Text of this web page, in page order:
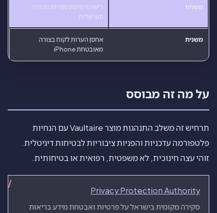
משנית
רישומי טלפון סודיות עבודה
סוציאלית
משנית
אחסן הערות לקוח בצורה
מאובטחת iPhone
על מה זה מבוסס
תרחיש זה משלב התנהגות מוצר Vaultaire עם הנחיות
פלטפורמה עדכניות והפניות ציבוריות לבטיחות דיגיטלית.
זוהי עצה חינוכית, לא משפטית, רפואית או בטיחותית.
Privacy Protection Authority
סקירה מקומית בישראל על פרטיות ואבטחת מידע בריאות